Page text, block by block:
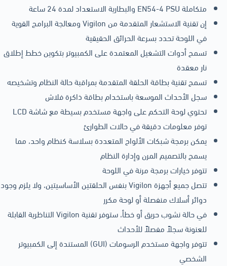
متكاملة EN54-4 PSU والبطارية الاستعداد لمدة 24 ساعة
إن تقنية الاستشعار المتقدمة من Vigilon ومعالجة البرامج القوية
في اللوحة تحدد بسرعة الحرائق الحقيقية
تسمح أدوات التشغيل المعتمدة على الكمبيوتر بتكوين خطط إطلاق
نار معقدة
تسمح تقنية بطاقة الحلقة المتقدمة بمراقبة حالة النظام وتشخيصه
سجل الأحداث الموسعة باستخدام بطاقة ذاكرة فلاش
تحتوي لوحة التحكم على واجهة مستخدم بسيطة مع شاشة LCD
توفر معلومات دقيقة في حالات الطوارئ
يمكن برمجة شبكات الألواح المتعددة بسلاسة كنظام واحد، مما
يسمح بالتصميم المرن وإدارة النظام
تتوفر خيارات برمجة مرنة في اللوحة
تتصل جميع أجهزة Vigilon بنفس الحلقتين الأساسيتين، ولا يلزم وجود
دوائر أسلاك منفصلة أو لوحة مكرر
في حالة نشوب حريق أو خطأ، ستوفر تقنية Vigilon التناظرية القابلة
للعنونة سجلاً مفصلاً للأحداث
تتوفر واجهة مستخدم الرسومات (GUI) المستندة إلى الكمبيوتر
الشخصي